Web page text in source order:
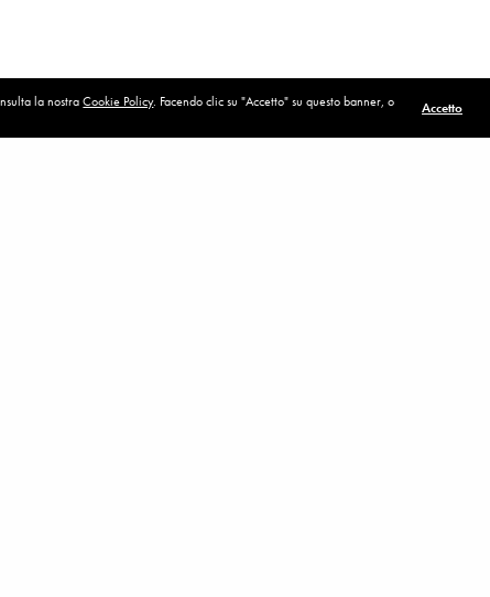
la nostraCookie Policy. Facendo clic su "Accetto" su questo banner, o Accetto